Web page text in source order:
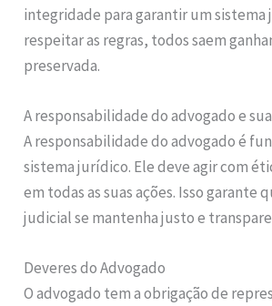
integridade para garantir um sistema
respeitar as regras, todos saem
preservada.
A responsabilidade do advogado e
A responsabilidade do advogado é
sistema jurídico. Ele deve agir com
em todas as suas ações. Isso garante
judicial se mantenha justo e
Deveres do Advogado
O advogado tem a obrigação de